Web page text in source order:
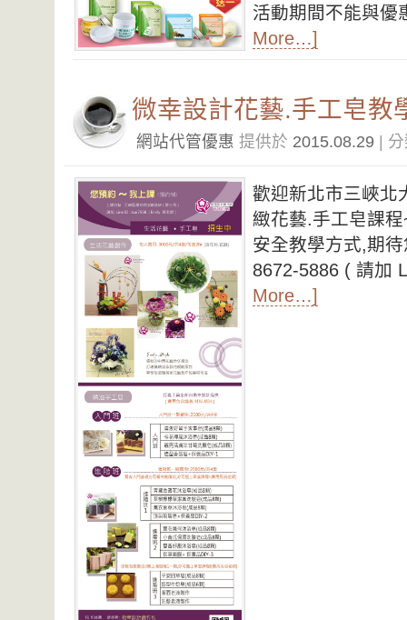
活動期間不能與
More…]
微幸設計花藝.手工皂教
網站代管優惠 提供於 2015.08.29 |
歡迎新北市三峽北
緻花藝.手工皂課
安全教學方式,期
8672-5886 ( 請加
More…]